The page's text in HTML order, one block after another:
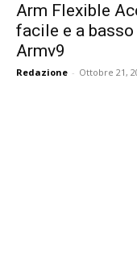
Arm Flexible
facile e a
Armv9
Redazione - Ottobre 21,